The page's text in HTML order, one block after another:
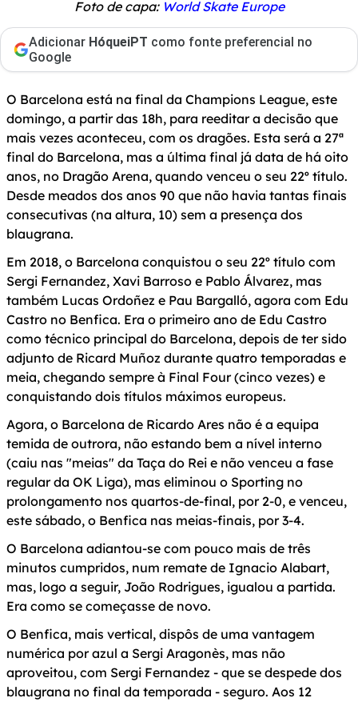
Foto de capa: World Skate Europe
Adicionar HóqueiPT como fonte preferencial no
Google
O Barcelona está na final da Champions League, este
domingo, a partir das 18h, para reeditar a decisão que
mais vezes aconteceu, com os dragões. Esta será a 27ª
final do Barcelona, mas a última final já data de há oito
anos, no Dragão Arena, quando venceu o seu 22º título.
Desde meados dos anos 90 que não havia tantas finais
consecutivas (na altura, 10) sem a presença dos
blaugrana.
Em 2018, o Barcelona conquistou o seu 22º título com
Sergi Fernandez, Xavi Barroso e Pablo Álvarez, mas
também Lucas Ordoñez e Pau Bargalló, agora com Edu
Castro no Benfica. Era o primeiro ano de Edu Castro
como técnico principal do Barcelona, depois de ter sido
adjunto de Ricard Muñoz durante quatro temporadas e
meia, chegando sempre à Final Four (cinco vezes) e
conquistando dois títulos máximos europeus.
Agora, o Barcelona de Ricardo Ares não é a equipa
temida de outrora, não estando bem a nível interno
(caiu nas "meias" da Taça do Rei e não venceu a fase
regular da OK Liga), mas eliminou o Sporting no
prolongamento nos quartos-de-final, por 2-0, e venceu,
este sábado, o Benfica nas meias-finais, por 3-4.
O Barcelona adiantou-se com pouco mais de três
minutos cumpridos, num remate de Ignacio Alabart,
mas, logo a seguir, João Rodrigues, igualou a partida.
Era como se começasse de novo.
O Benfica, mais vertical, dispôs de uma vantagem
numérica por azul a Sergi Aragonès, mas não
aproveitou, com Sergi Fernandez - que se despede dos
blaugrana no final da temporada - seguro. Aos 12